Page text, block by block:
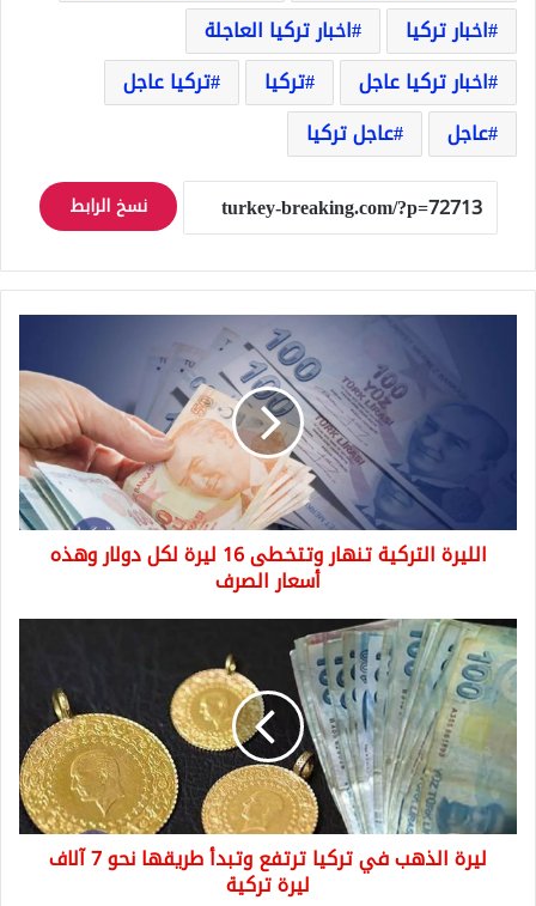
اخبار تركيا
اخبار تركيا العاجلة
اخبار تركيا عاجل
تركيا
تركيا عاجل
عاجل
عاجل تركيا
نسخ الرابط
وهذه
أسعار
الليرة التركية تنهار وتتخطى 16 ليرة لكل دولار وهذه
أسعار الصرف
ليرة
الذهب
في
تركيا
ترتفع
وتبدأ
طريقها
نحو
7
ليرة الذهب في تركيا ترتفع وتبدأ طريقها نحو 7 آلاف
ليرة تركية